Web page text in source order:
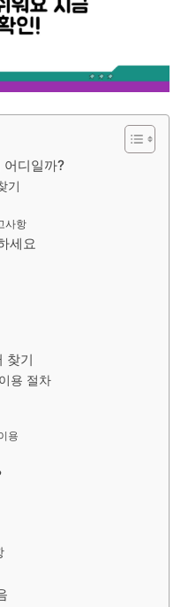
어디일까?
기
사항
세요
찾기
용 절차
용